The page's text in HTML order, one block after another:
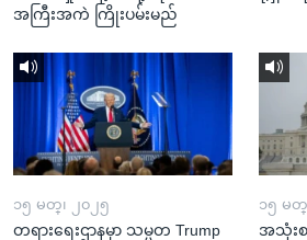
အကြီးအကဲ ကြိုးပမ်းမည်
၁၅ မတ္၊ ၂၀၂၅
တရားရေးဌာနမှာ သမ္မတ Trump
၁၅ မတ္
အသုံး